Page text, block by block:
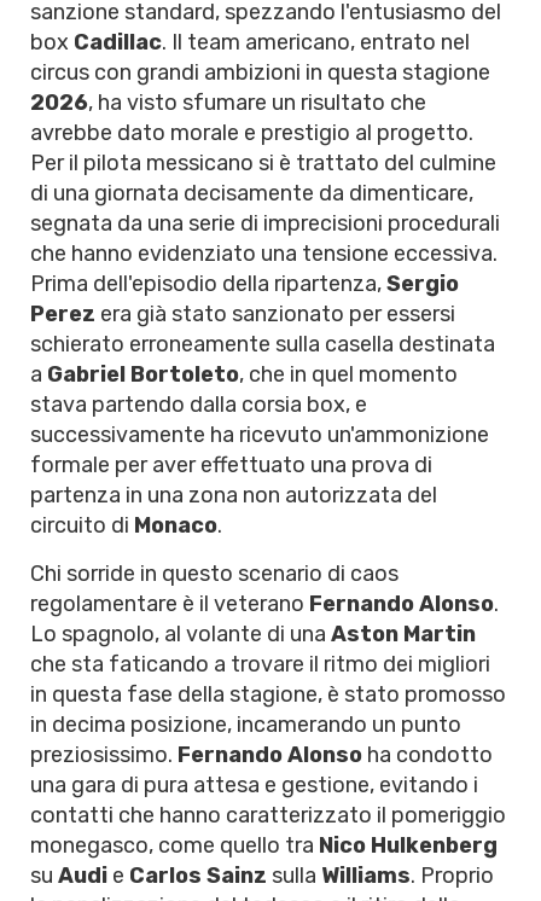
sanzione standard, spezzando l'entusiasmo del
box Cadillac. Il team americano, entrato nel
circus con grandi ambizioni in questa stagione
2026, ha visto sfumare un risultato che
avrebbe dato morale e prestigio al progetto.
Per il pilota messicano si è trattato del culmine
di una giornata decisamente da dimenticare,
segnata da una serie di imprecisioni procedurali
che hanno evidenziato una tensione eccessiva.
Prima dell'episodio della ripartenza,Sergio
Perez era già stato sanzionato per essersi
schierato erroneamente sulla casella destinata
a Gabriel Bortoleto, che in quel momento
stava partendo dalla corsia box, e
successivamente ha ricevuto un'ammonizione
formale per aver effettuato una prova di
partenza in una zona non autorizzata del
circuito di Monaco.
Chi sorride in questo scenario di caos
regolamentare è il veterano Fernando Alonso.
Lo spagnolo, al volante di una Aston Martin
che sta faticando a trovare il ritmo dei migliori
in questa fase della stagione, è stato promosso
in decima posizione, incamerando un punto
preziosissimo. Fernando Alonso ha condotto
una gara di pura attesa e gestione, evitando i
contatti che hanno caratterizzato il pomeriggio
monegasco, come quello tra Nico Hulkenberg
su Audi e Carlos Sainz sulla Williams. Proprio